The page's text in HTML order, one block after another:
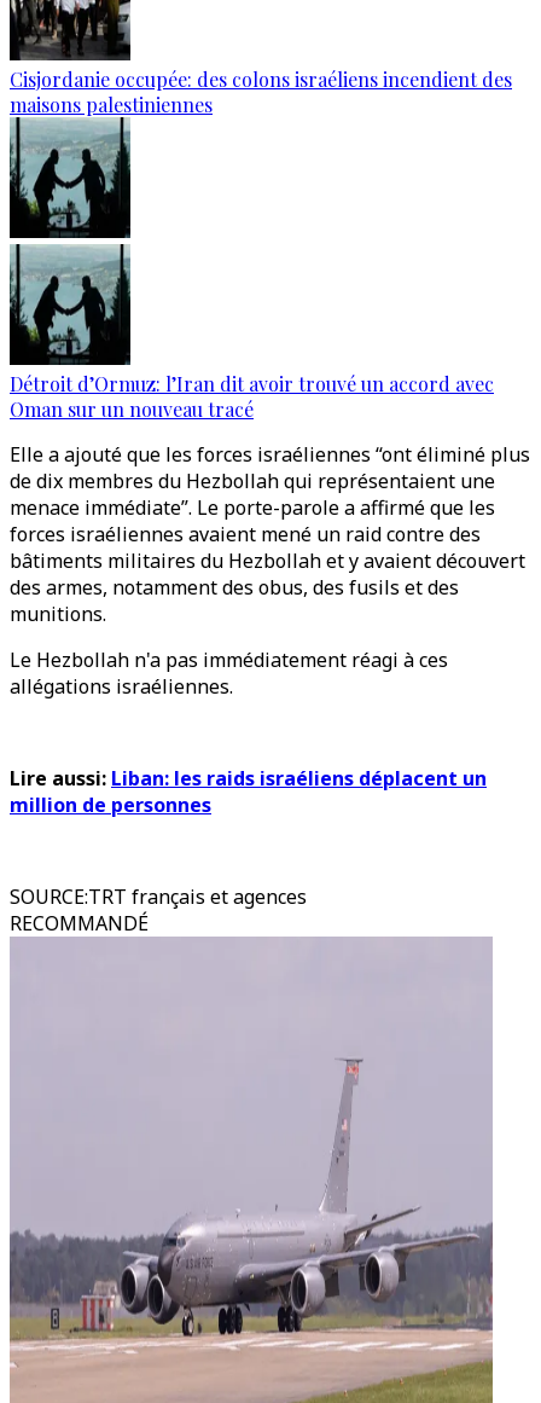
Cisjordanie occupée: des colons israéliens incendient des
maisons palestiniennes
Détroit d’Ormuz: l’Iran dit avoir trouvé un accord avec
Oman sur un nouveau tracé
Elle a ajouté que les forces israéliennes “ont éliminé plus
de dix membres du Hezbollah qui représentaient une
menace immédiate”. Le porte-parole a affirmé que les
forces israéliennes avaient mené un raid contre des
bâtiments militaires du Hezbollah et y avaient découvert
des armes, notamment des obus, des fusils et des
munitions.
Le Hezbollah n'a pas immédiatement réagi à ces
allégations israéliennes.
Lire aussi: Liban: les raids israéliens déplacent un
million de personnes
SOURCE:TRT français et agences
RECOMMANDÉ